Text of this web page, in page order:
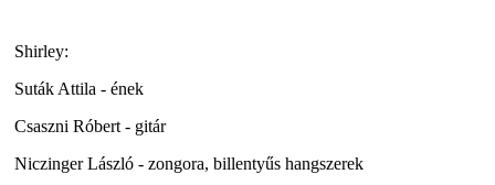
Shirley:
Suták Attila - ének
Csaszni Róbert - gitár
Niczinger László - zongora, billentyűs hangszerek